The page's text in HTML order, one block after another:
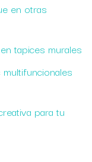
en otras
tapices murales
para tu